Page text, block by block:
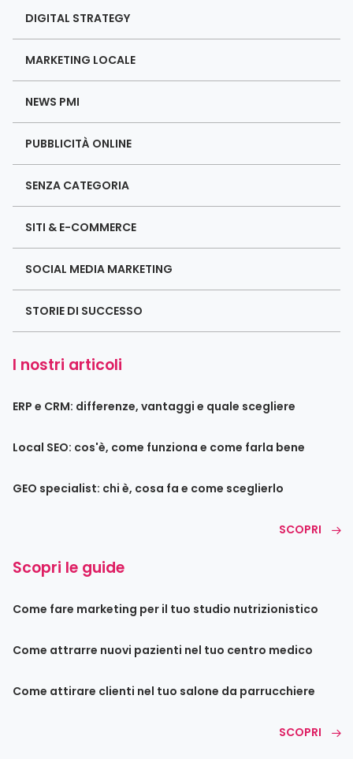
DIGITAL STRATEGY
MARKETING LOCALE
NEWS PMI
PUBBLICITÀ ONLINE
SENZA CATEGORIA
SITI & E-COMMERCE
SOCIAL MEDIA MARKETING
STORIE DI SUCCESSO
I nostri articoli
ERP e CRM: differenze, vantaggi e quale scegliere
Local SEO: cos'è, come funziona e come farla bene
GEO specialist: chi è, cosa fa e come sceglierlo
SCOPRI
Scopri le guide
Come fare marketing per il tuo studio nutrizionistico
Come attrarre nuovi pazienti nel tuo centro medico
Come attirare clienti nel tuo salone da parrucchiere
SCOPRI